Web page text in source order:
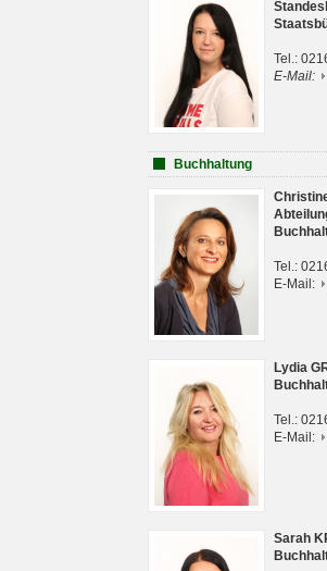
Tel.:
E-Mail:
Buchhaltung
Tel.:
E-Mail:
Lydia
Tel.:
E-Mail:
Sarah